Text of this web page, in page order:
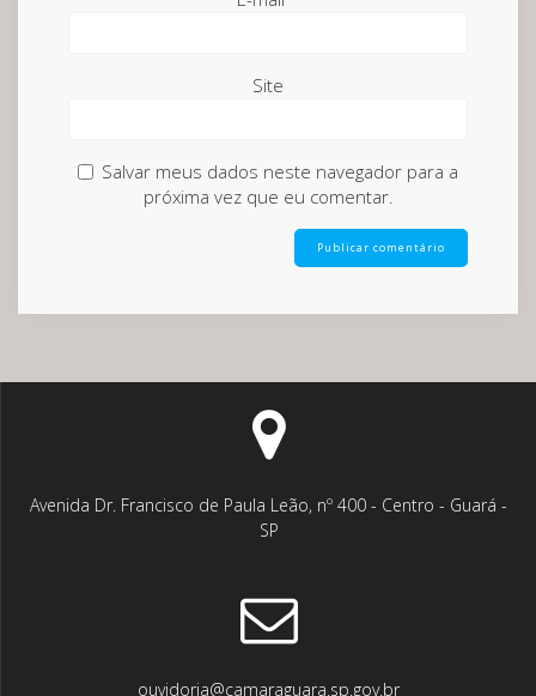
Site
Salvar meus dados neste navegador para a
próxima vez que eu comentar.
Avenida Dr. Francisco de Paula Leão, nº 400 - Centro - Guará -
SP
ouvidoria@camaraguara.sp.gov.br